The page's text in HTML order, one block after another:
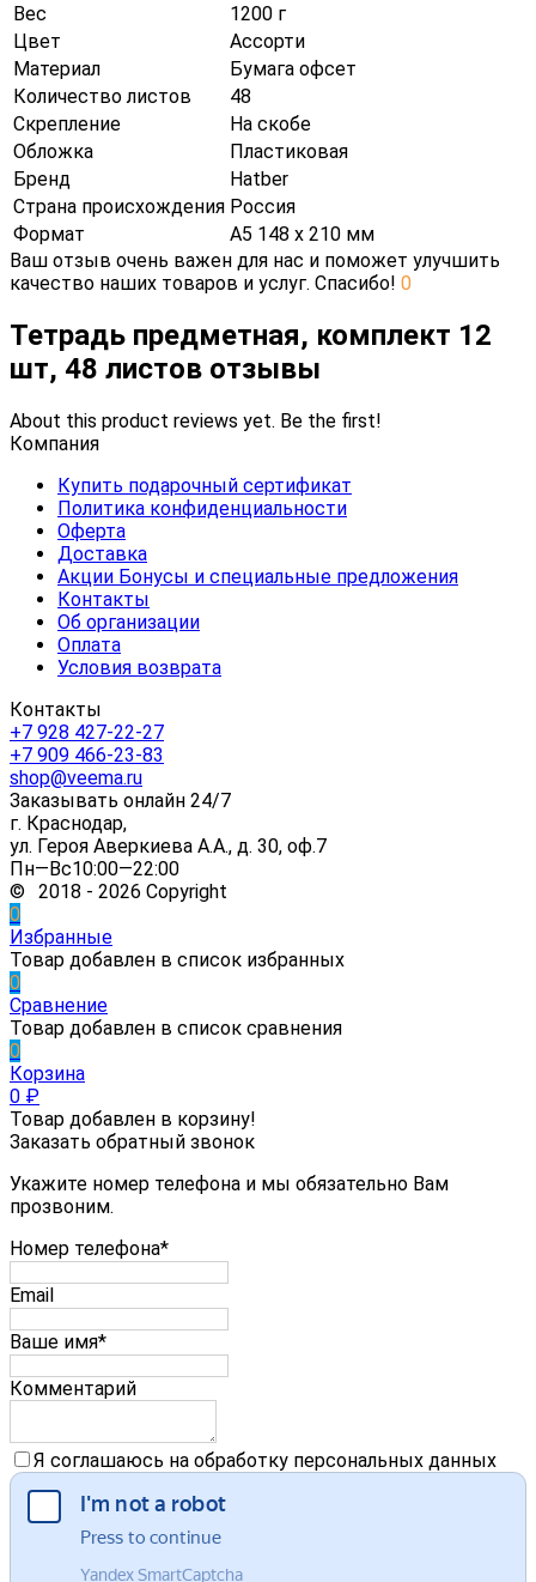
Вес
1200 г
Цвет
Ассорти
Материал
Бумага офсет
Количество листов
48
Скрепление
На скобе
Обложка
Пластиковая
Бренд
Hatber
Страна происхождения Россия
Формат
А5 148 х 210 мм
Ваш отзыв очень важен для нас и поможет улучшить
качество наших товаров и услуг. Спасибо! 0
Тетрадь предметная, комплект 12
шт, 48 листов отзывы
About this product reviews yet. Be the first!
Компания
Купить подарочный сертификат
Политика конфиденциальности
Оферта
Доставка
Акции Бонусы и специальные предложения
Контакты
Об организации
Оплата
Условия возврата
Контакты
+7 928 427-22-27
+7 909 466-23-83
shop@veema.ru
Заказывать онлайн 24/7
г. Краснодар,
ул. Героя Аверкиева А.А., д. 30, оф.7
Пн—Вс10:00—22:00
© 2018 - 2026 Copyright
0
Избранные
Товар добавлен в список избранных
0
Сравнение
Товар добавлен в список сравнения
0
Корзина
0 ₽
Товар добавлен в корзину!
Заказать обратный звонок
Укажите номер телефона и мы обязательно Вам
прозвоним.
Номер телефона*
Email
Ваше имя*
Комментарий
Я соглашаюсь на обработку персональных данных